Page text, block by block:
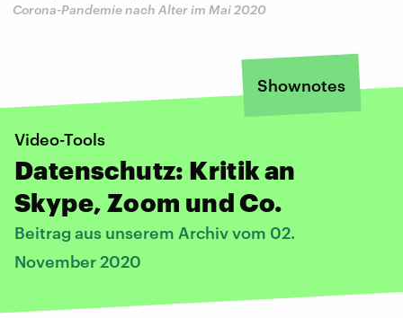
Corona-Pandemie nach Alter im Mai 2020
Shownotes
Video-Tools
Datenschutz: Kritik an
Skype, Zoom und Co.
Beitrag aus unserem Archiv vom 02.
November 2020